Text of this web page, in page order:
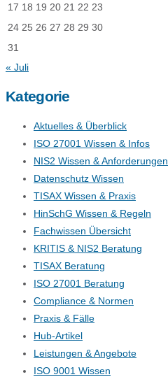
17 18 19 20 21 22 23
24 25 26 27 28 29 30
31
« Juli
Kategorie
Aktuelles & Überblick
ISO 27001 Wissen & Infos
NIS2 Wissen & Anforderungen
Datenschutz Wissen
TISAX Wissen & Praxis
HinSchG Wissen & Regeln
Fachwissen Übersicht
KRITIS & NIS2 Beratung
TISAX Beratung
ISO 27001 Beratung
Compliance & Normen
Praxis & Fälle
Hub-Artikel
Leistungen & Angebote
ISO 9001 Wissen